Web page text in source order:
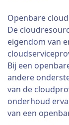
Openbare
De
eigendom van
Bij een
andere
van de
onderhoud
van een